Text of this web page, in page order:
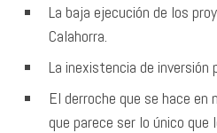
La baja ejecución de los
Calahorra.
La inexistencia de inversión
El derroche que se hace
que parece ser lo único que